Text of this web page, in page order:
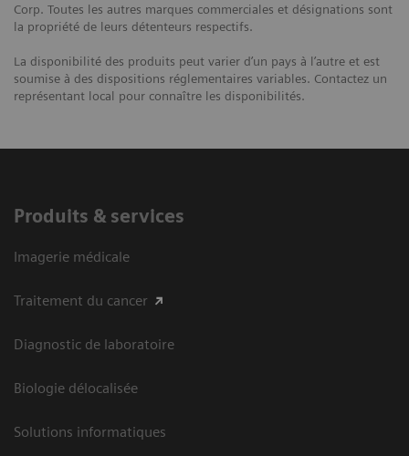
Corp. Toutes les autres marques commerciales et désignations sont
la propriété de leurs détenteurs respectifs.
La disponibilité des produits peut varier d’un pays à l’autre et est
soumise à des dispositions réglementaires variables. Contactez un
représentant local pour connaître les disponibilités.
Produits & services
Imagerie médicale
Traitement du cancer
Diagnostic de laboratoire
Biologie délocalisée
Solutions informatiques